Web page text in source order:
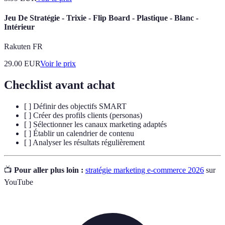
Jeu De Stratégie - Trixie - Flip Board - Plastique - Blanc -
Intérieur
Rakuten FR
29.00 EURVoir le prix
Checklist avant achat
[ ] Définir des objectifs SMART
[ ] Créer des profils clients (personas)
[ ] Sélectionner les canaux marketing adaptés
[ ] Établir un calendrier de contenu
[ ] Analyser les résultats régulièrement
📺 Pour aller plus loin : stratégie marketing e-commerce 2026 sur
YouTube